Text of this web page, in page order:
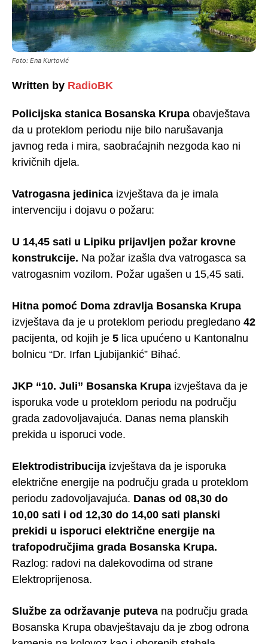
Foto: Ena Kurtović
Written by RadioBK
Policijska stanica Bosanska Krupa obavještava
da u proteklom periodu nije bilo narušavanja
javnog reda i mira, saobraćajnih nezgoda kao ni
krivičnih djela.
Vatrogasna jedinica izvještava da je imala
intervenciju i dojavu o požaru:
U 14,45 sati u Lipiku prijavljen požar krovne
konstrukcije. Na požar izašla dva vatrogasca sa
vatrogasnim vozilom. Požar ugašen u 15,45 sati.
Hitna pomoć Doma zdravlja Bosanska Krupa
izvještava da je u proteklom periodu pregledano 42
pacijenta, od kojih je 5 lica upućeno u Kantonalnu
bolnicu “Dr. Irfan Ljubijankić” Bihać.
JKP “10. Juli” Bosanska Krupa izvještava da je
isporuka vode u proteklom periodu na području
grada zadovoljavajuća. Danas nema planskih
prekida u isporuci vode.
Elektrodistribucija izvještava da je isporuka
električne energije na području grada u proteklom
periodu zadovoljavajuća. Danas od 08,30 do
10,00 sati i od 12,30 do 14,00 sati planski
prekidi u isporuci električne energije na
trafopodručjima grada Bosanska Krupa.
Razlog: radovi na dalekovodima od strane
Elektroprijenosa.
Službe za održavanje puteva na području grada
Bosanska Krupa obavještavaju da je zbog odrona